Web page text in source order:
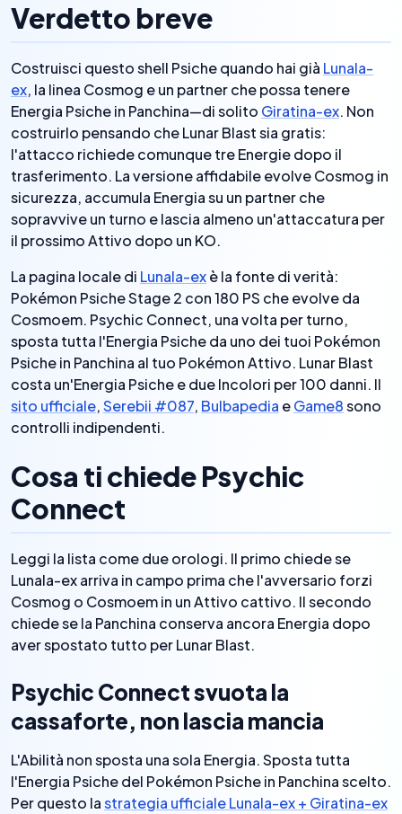
Verdetto breve
Costruisci questo shell Psiche quando hai già Lunala-
ex, la linea Cosmog e un partner che possa tenere
Energia Psiche in Panchina—di solito Giratina-ex. Non
costruirlo pensando che Lunar Blast sia gratis:
l'attacco richiede comunque tre Energie dopo il
trasferimento. La versione affidabile evolve Cosmog in
sicurezza, accumula Energia su un partner che
sopravvive un turno e lascia almeno un'attaccatura per
il prossimo Attivo dopo un KO.
La pagina locale di Lunala-exè la fonte di verità:
Pokémon Psiche Stage 2 con 180 PS che evolve da
Cosmoem. Psychic Connect, una volta per turno,
sposta tutta l'Energia Psiche da uno dei tuoi Pokémon
Psiche in Panchina al tuo Pokémon Attivo. Lunar Blast
costa un'Energia Psiche e due Incolori per 100 danni. Il
sito ufficiale,Serebii #087, Bulbapedia eGame8sono
controlli indipendenti.
Cosa ti chiede Psychic
Connect
Leggi la lista come due orologi. Il primo chiede se
Lunala-ex arriva in campo prima che l'avversario forzi
Cosmog o Cosmoem in un Attivo cattivo. Il secondo
chiede se la Panchina conserva ancora Energia dopo
aver spostato tutto per Lunar Blast.
Psychic Connect svuota la
cassaforte, non lascia mancia
L'Abilità non sposta una sola Energia. Sposta tutta
l'Energia Psiche del Pokémon Psiche in Panchina scelto.
Per questo lastrategia ufficiale Lunala-ex + Giratina-ex